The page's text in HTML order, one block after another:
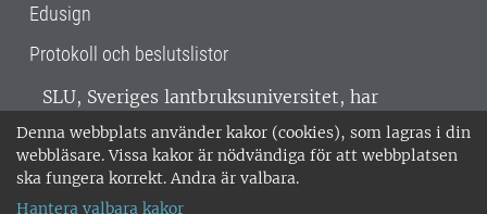
Denna webbplats använder kakor (cookies), som lagras i din
webbläsare. Vissa kakor är nödvändiga för att webbplatsen
ska fungera korrekt. Andra är valbara.
Hantera valbara kakor
Edusign
Protokoll och beslutslistor
SLU, Sveriges lantbruksuniversitet, har
verksamhet över hela Sverige. Huvudorter är
Alnarp, Uppsala och Umeå.SLU är
miljöcertifierat enligt ISO 14001. •
018-67 10 00 • Org nr: 202100-2817 •